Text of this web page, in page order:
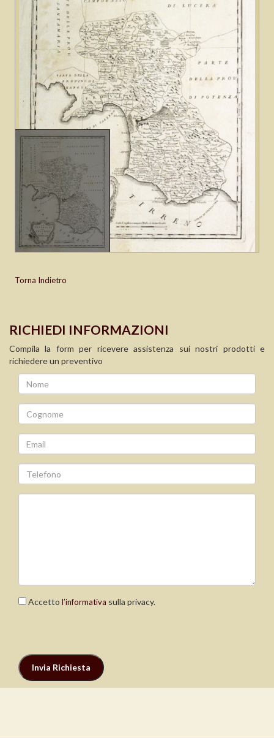
Torna Indietro
RICHIEDI INFORMAZIONI
Compila la form per ricevere assistenza sui nostri prodotti e
richiedere un preventivo
Accetto l’informativa sulla privacy.